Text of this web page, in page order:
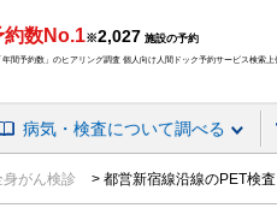
約数No.1※2,027 施設の予約
間予約数」のヒアリング調査 個人向け人間ドック予約サービス検索
病気・検査について調べる
身がん検診 都営新宿線沿線のPET検